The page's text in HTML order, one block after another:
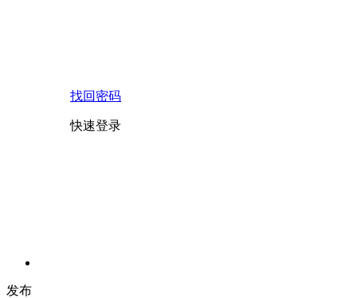
找回密码
快速登录
发布